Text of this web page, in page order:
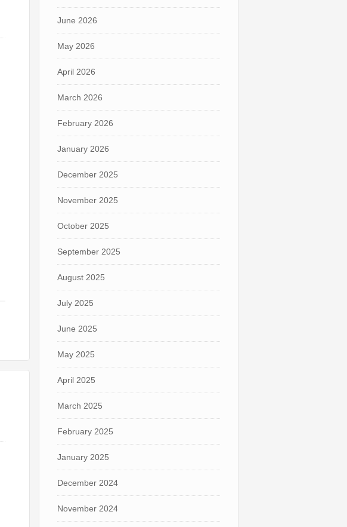
June 2026
May 2026
April 2026
March 2026
February 2026
January 2026
December 2025
November 2025
October 2025
September 2025
August 2025
July 2025
June 2025
May 2025
April 2025
March 2025
February 2025
January 2025
December 2024
November 2024